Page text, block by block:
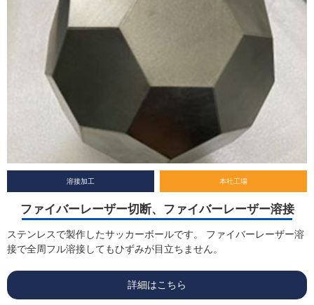
溶接加工 本社工場
ファイバーレーザー切断、ファイバーレーザー溶接
ステンレスで製作したサッカーボールです。 ファイバーレーザー溶
接で全周フル溶接してもひずみが目立ちません。
詳細はこちら